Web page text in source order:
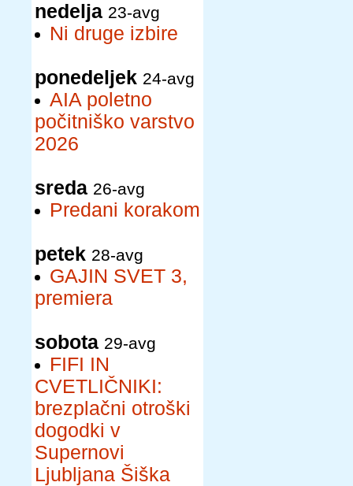
nedelja 23-avg
Ni druge izbire
ponedeljek 24-avg
AIA poletno
počitniško varstvo
2026
sreda 26-avg
Predani korakom
petek 28-avg
GAJIN SVET 3,
premiera
sobota 29-avg
FIFI IN
CVETLIČNIKI:
brezplačni otroški
dogodki v
Supernovi
Ljubljana Šiška